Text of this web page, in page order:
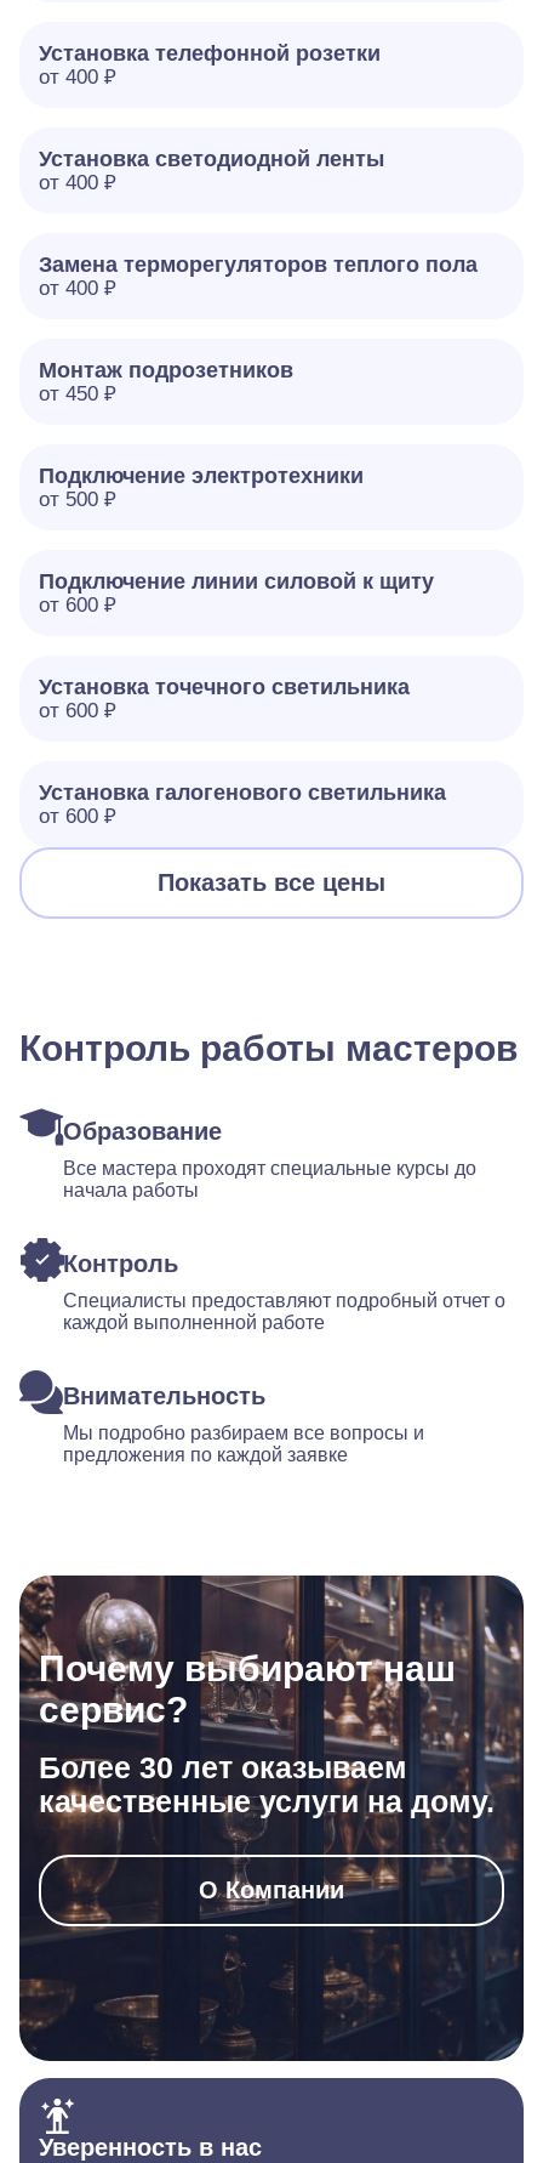
Установка телефонной розетки
от 400 ₽
Установка светодиодной ленты
от 400 ₽
Замена терморегуляторов теплого пола
от 400 ₽
Монтаж подрозетников
от 450 ₽
Подключение электротехники
от 500 ₽
Подключение линии силовой к щиту
от 600 ₽
Установка точечного светильника
от 600 ₽
Установка галогенового светильника
от 600 ₽
Показать все цены
Контроль работы мастеров
Образование
Все мастера проходят специальные курсы до
начала работы
Контроль
Специалисты предоставляют подробный отчет о
каждой выполненной работе
Внимательность
Мы подробно разбираем все вопросы и
предложения по каждой заявке
Почему выбирают наш
сервис?
Более 30 лет оказываем
качественные услуги на дому.
О Компании
Уверенность в нас